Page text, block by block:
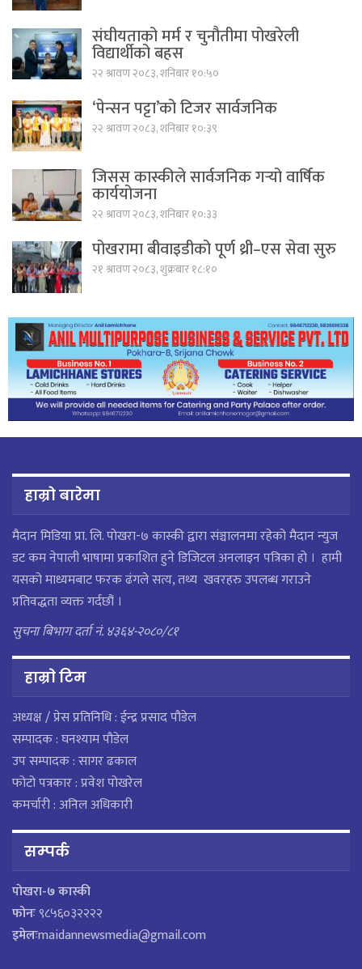
संघीयताको मर्म र चुनौतीमा पोखरेली
विद्यार्थीको बहस
२२ श्रावण २०८३, शनिबार १०:५०
‘पेन्सन पट्टा’को टिजर सार्वजनिक
२२ श्रावण २०८३, शनिबार १०:३९
जिसस कास्कीले सार्वजनिक गर्‍यो वार्षिक
कार्ययोजना
२२ श्रावण २०८३, शनिबार १०:३३
पोखरामा बीवाइडीको पूर्ण थ्री–एस सेवा सुरु
२१ श्रावण २०८३, शुक्रबार १८:१०
हाम्रो बारेमा
मैदान मिडिया प्रा. लि. पाेखरा-७ कास्की द्वारा संञ्चालनमा रहेको मैदान न्युज
डट कम नेपाली भाषामा प्रकाशित हुने डिजिटल अनलाइन पत्रिका हो । हामी
यसको माध्यमबाट फरक ढंगले सत्य, तथ्य खवरहरु उपलब्ध गराउने
प्रतिवद्धता व्यक्त गर्दछौं ।
सुचना बिभाग दर्ता नं. ४३६४-२०८०/८१
हाम्राे टिम
अध्यक्ष / प्रेस प्रतिनिधि : ईन्द्र प्रसाद पौडेल
सम्पादक : घनश्याम पौडेल
उप सम्पादक : सागर ढकाल
फोटो पत्रकार : प्रवेश पोखरेल
कमर्चारी : अनिल अधिकारी
सम्पर्क
पाेखरा-७ कास्की
फोनः९८५६०३२२२२
इमेलःmaidannewsmedia@gmail.com